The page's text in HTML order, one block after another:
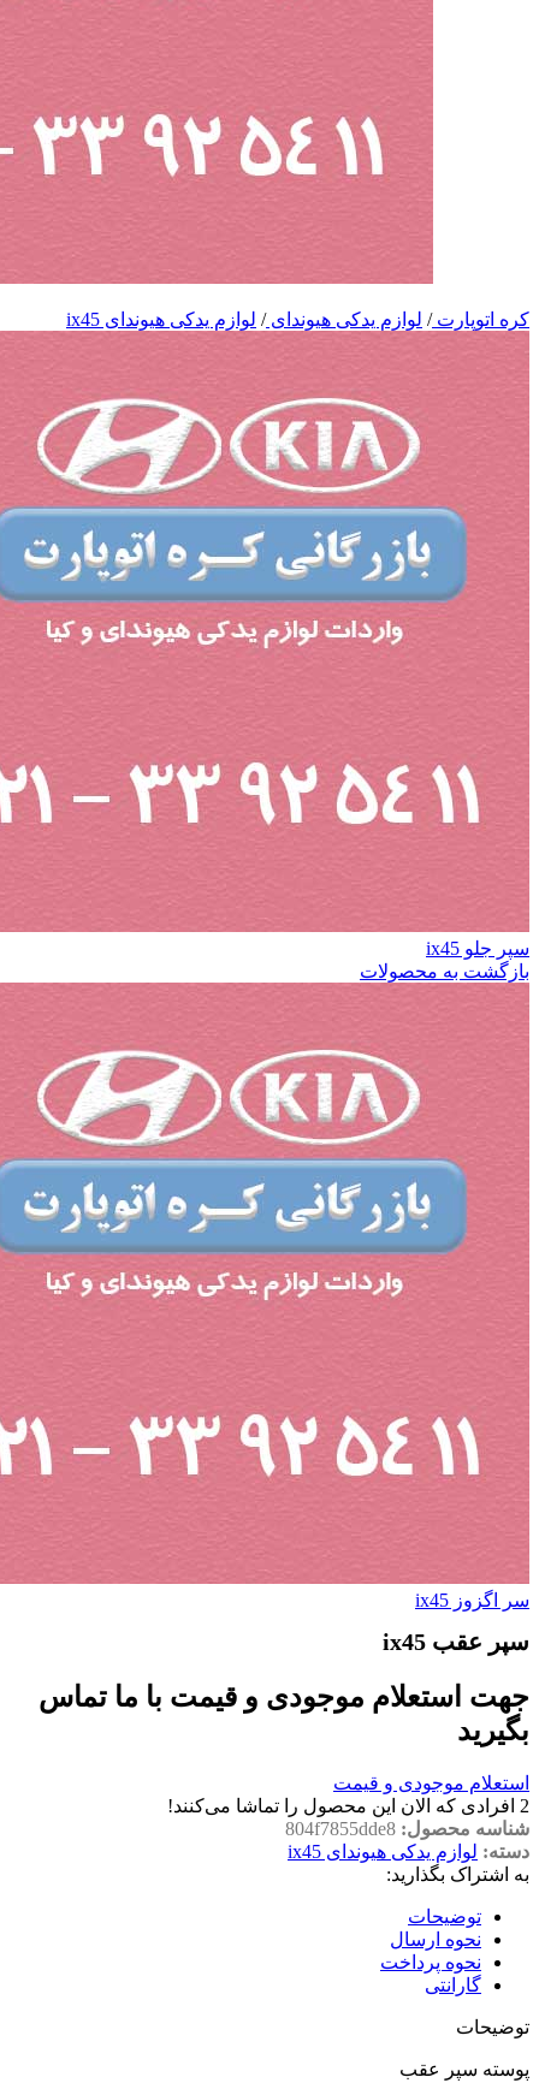
کره اتوپارت/ لوازم یدکی هیوندای/ لوازم یدکی هیوندای ix45
سپر جلو ix45
بازگشت به محصولات
سر اگزوز ix45
سپر عقب ix45
جهت استعلام موجودی و قیمت با ما تماس
بگیرید
استعلام موجودی و قیمت
2 افرادی که الان این محصول را تماشا می‌کنند!
شناسه محصول: 804f7855dde8
دسته: لوازم یدکی هیوندای ix45
به اشتراک بگذارید:
توضیحات
نحوه ارسال
نحوه پرداخت
گارانتی
توضیحات
پوسته سپر عقب